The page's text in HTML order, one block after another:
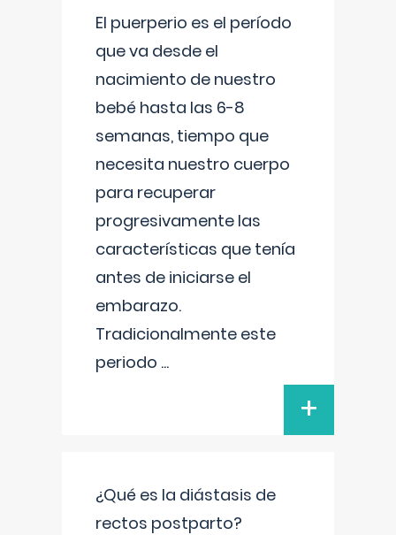
El puerperio es el período
que va desde el
nacimiento de nuestro
bebé hasta las 6-8
semanas, tiempo que
necesita nuestro cuerpo
para recuperar
progresivamente las
características que tenía
antes de iniciarse el
embarazo.
Tradicionalmente este
periodo ...
+
¿Qué es la diástasis de
rectos postparto?